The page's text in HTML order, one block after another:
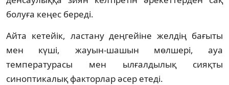
болуға кеңес береді.
Айта кетейік, ластану деңгейіне желдің бағыты
мен күші, жауын-шашын мөлшері, ауа
температурасы мен ылғалдылық сияқты
синоптикалық факторлар әсер етеді.